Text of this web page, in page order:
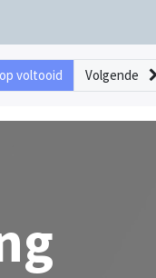
voltooid Volgende